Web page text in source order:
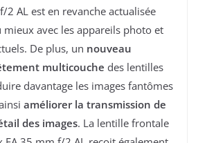
2 AL est en revanche actualisée
mieux avec les appareils photo et
De plus, un nouveau
multicouche des lentilles
davantage les images fantômes
améliorer la transmission de
des images. La lentille frontale